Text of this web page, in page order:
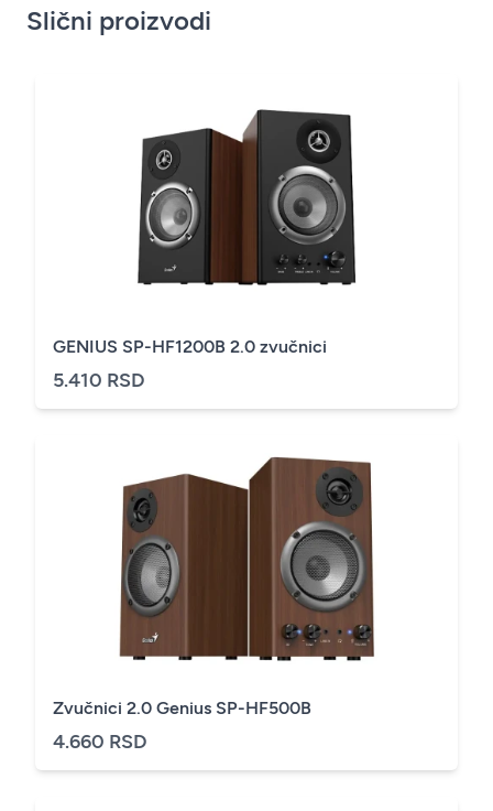
Slični proizvodi
GENIUS SP-HF1200B 2.0 zvučnici
5.410 RSD
Zvučnici 2.0 Genius SP-HF500B
4.660 RSD